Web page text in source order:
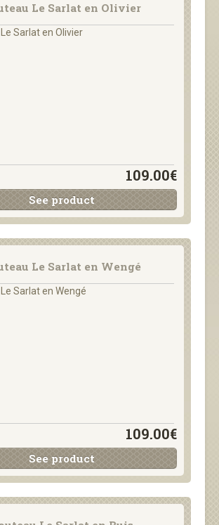
Le Sarlat en Olivier
109.00€
See product
Le Sarlat en Wengé
109.00€
See product